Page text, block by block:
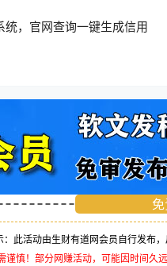
，官网查询一键生成信用
此活动由生财有道网会员自行发布，
慎！部分网赚活动，可能因时间久